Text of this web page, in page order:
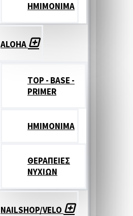
ΗΜΙΜΟΝΙΜΑ
ALOHA
TOP - BASE -
PRIMER
ΗΜΙΜΟΝΙΜΑ
ΘΕΡΑΠΕΙΕΣ
ΝΥΧΙΩΝ
NAILSHOP/VELO